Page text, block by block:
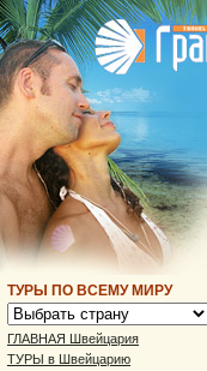
ТУРЫ ПО ВСЕМУ МИРУ
ГЛАВНАЯ Швейцария
ТУРЫ в Швейцарию